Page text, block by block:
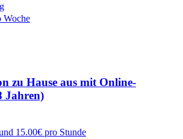
Woche
zu Hause aus mit Online-
Jahren)
15.00€ pro Stunde